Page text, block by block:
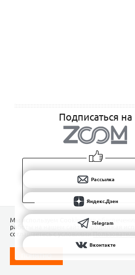
Подписаться на
Рассылка
Яндекс.Дзен
Telegram
Вконтакте
Мы используем Сookies для
работы на нашем сайте. Продолжая
соглашаетесь с условиями
ПОНЯТНО